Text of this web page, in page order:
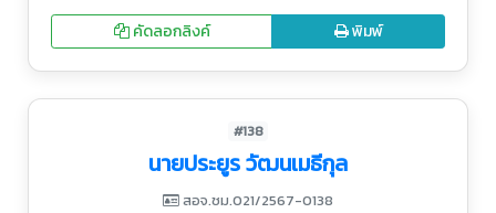
คัดลอกลิงค์ พิมพ์
#138
นายประยูร วัฒนเมธีกุล
สอจ.ชม.021/2567-0138